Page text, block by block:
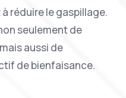
réduire le gaspillage.
seulement de
aussi de
de bienfaisance.